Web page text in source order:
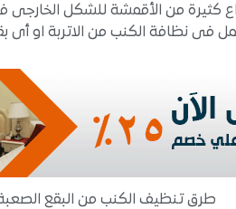
كثيرة من الأقمشة للشكل الخارجى
فى نظافة الكنب من الاتربة او
طرق تنظيف الكنب من البقع